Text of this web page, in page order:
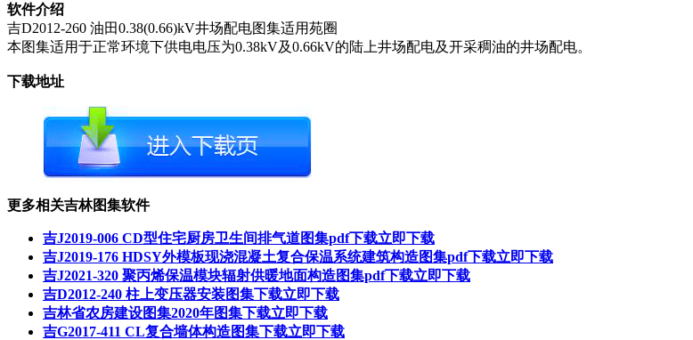
软件介绍
吉D2012-260 油田0.38(0.66)kV井场配电图集适用苑圈
本图集适用于正常环境下供电电压为0.38kV及0.66kV的陆上井场配电及开采稠油的井场配电。
下载地址
更多相关吉林图集软件
吉J2019-006 CD型住宅厨房卫生间排气道图集pdf下载立即下载
吉J2019-176 HDSY外模板现浇混凝土复合保温系统建筑构造图集pdf下载立即下载
吉J2021-320 聚丙烯保温模块辐射供暖地面构造图集pdf下载立即下载
吉D2012-240 柱上变压器安装图集下载立即下载
吉林省农房建设图集2020年图集下载立即下载
吉G2017-411 CL复合墙体构造图集下载立即下载